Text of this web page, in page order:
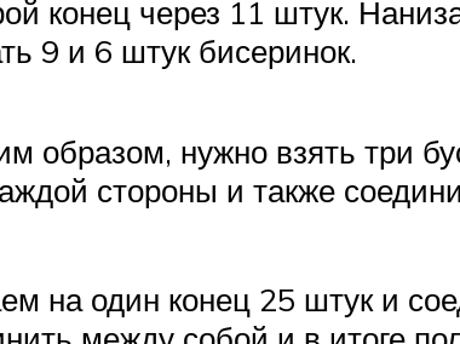
конец через 11 штук.
9 и 6 штук бисеринок.
образом, нужно взять три
стороны и также
на один конец 25 штук и